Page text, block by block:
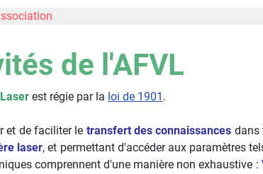
de l'AFVL
est régie par la loi de 1901 .
et de faciliter le transfert des connaissances dans
laser, et permettant d'accéder aux paramètres
comprennent d'une manière non exhaustive :